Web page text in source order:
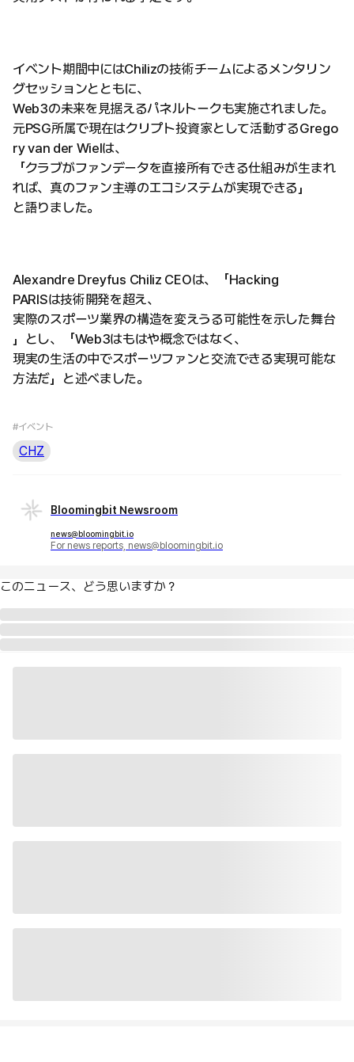
イベント期間中にはChilizの技術チームによるメンタリン
グセッションとともに、
Web3の未来を見据えるパネルトークも実施されました。
元PSG所属で現在はクリプト投資家として活動するGrego
ry van der Wielは、
「クラブがファンデータを直接所有できる仕組みが生まれ
れば、真のファン主導のエコシステムが実現できる」
と語りました。
Alexandre Dreyfus Chiliz CEOは、「Hacking
PARISは技術開発を超え、
実際のスポーツ業界の構造を変えうる可能性を示した舞台
」とし、「Web3はもはや概念ではなく、
現実の生活の中でスポーツファンと交流できる実現可能な
方法だ」と述べました。
#イベント
CHZ
Bloomingbit Newsroom
news@bloomingbit.io
For news reports, news@bloomingbit.io
このニュース、どう思いますか？